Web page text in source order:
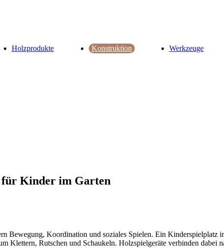
Holzprodukte Konstruktion Werkzeuge
für Kinder im Garten
Bewegung, Koordination und soziales Spielen. Ein Kinderspielplatz
Klettern, Rutschen und Schaukeln. Holzspielgeräte verbinden dabei